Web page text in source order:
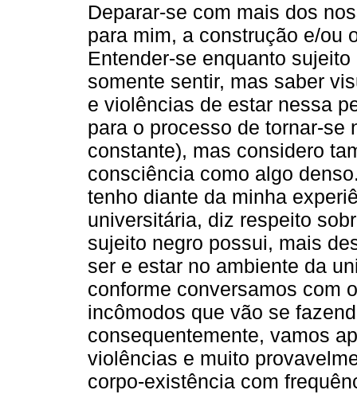
Deparar-se com mais dos
para mim, a construção e/ou
Entender-se enquanto
somente sentir, mas saber
e violências de estar nessa
para o processo de tornar-se
constante), mas considero
consciência como algo
tenho diante da minha
universitária, diz respeito
sujeito negro possui, mais
ser e estar no ambiente da
conforme conversamos com
incômodos que vão se
consequentemente, vamos
violências e muito
corpo-existência com